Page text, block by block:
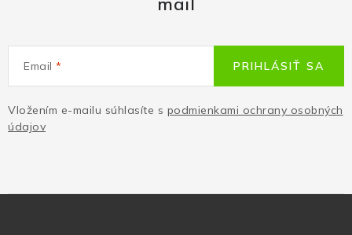
Email
Vložením e-mailu súhlasíte s podmienkami ochrany osobných
údajov
PRIHLÁSIŤ SA